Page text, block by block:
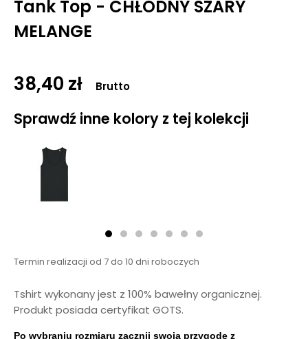
Tank Top - CHŁODNY SZARY
MELANGE
38,40 zł Brutto
Sprawdź inne kolory z tej kolekcji
Termin realizacji od 7 do 10 dni roboczych
Tshirt wykonany jest z 100% bawełny organicznej.
Produkt posiada certyfikat GOTS.
Po wybraniu rozmiaru zacznij swoją przygodę z